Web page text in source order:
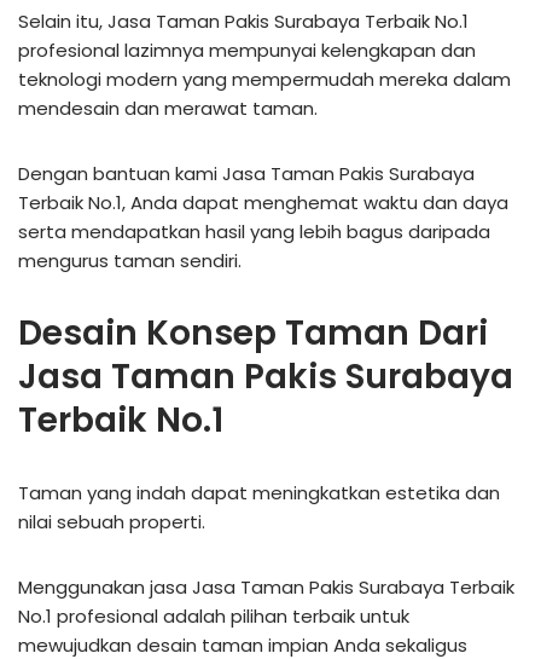
Selain itu, Jasa Taman Pakis Surabaya Terbaik No.1
profesional lazimnya mempunyai kelengkapan dan
teknologi modern yang mempermudah mereka dalam
mendesain dan merawat taman.
Dengan bantuan kami Jasa Taman Pakis Surabaya
Terbaik No.1, Anda dapat menghemat waktu dan daya
serta mendapatkan hasil yang lebih bagus daripada
mengurus taman sendiri.
Desain Konsep Taman Dari
Jasa Taman Pakis Surabaya
Terbaik No.1
Taman yang indah dapat meningkatkan estetika dan
nilai sebuah properti.
Menggunakan jasa Jasa Taman Pakis Surabaya Terbaik
No.1 profesional adalah pilihan terbaik untuk
mewujudkan desain taman impian Anda sekaligus